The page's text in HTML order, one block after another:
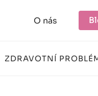
O nás
ZDRAVOTNÍ